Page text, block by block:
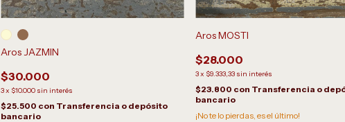
Aros JAZMIN
$30.000
3x $10.000 sin interés
$25.500 con Transferencia o depósito
bancario
Aros MOSTI
$28.000
3x $9.333,33 sin interés
$23.800 con Transferencia o
bancario
¡No te lo pierdas, es el último!